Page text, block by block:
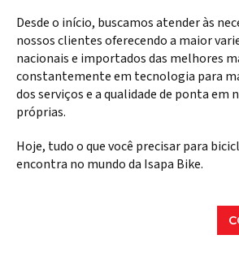
Desde o início, buscamos atender às
nossos clientes oferecendo a maior
nacionais e importados das melhores
constantemente em tecnologia para
dos serviços e a qualidade de ponta em
próprias.
Hoje, tudo o que você precisar para
encontra no mundo da Isapa Bike.